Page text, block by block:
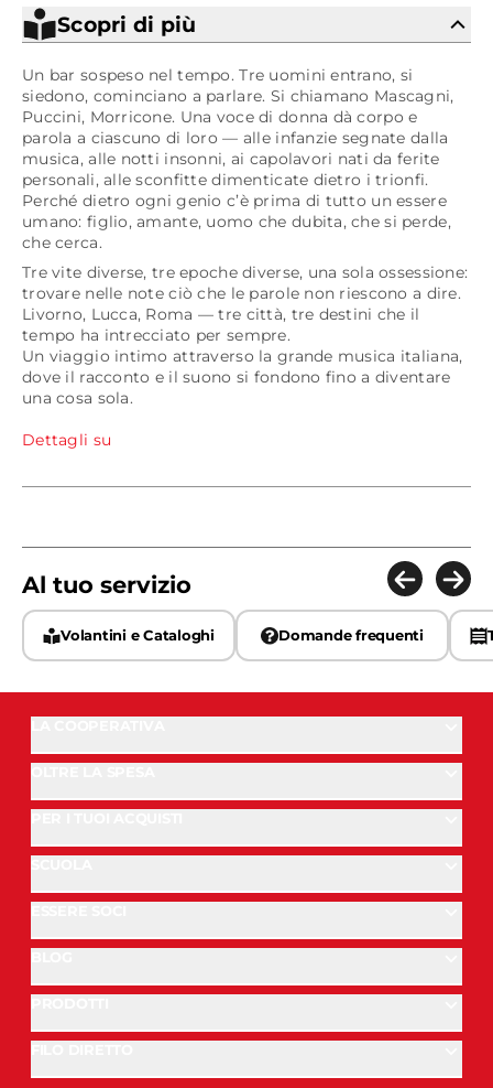
Scopri di più
Un bar sospeso nel tempo. Tre uomini entrano, si
siedono, cominciano a parlare. Si chiamano Mascagni,
Puccini, Morricone. Una voce di donna dà corpo e
parola a ciascuno di loro — alle infanzie segnate dalla
musica, alle notti insonni, ai capolavori nati da ferite
personali, alle sconfitte dimenticate dietro i trionfi.
Perché dietro ogni genio c’è prima di tutto un essere
umano: figlio, amante, uomo che dubita, che si perde,
che cerca.
Tre vite diverse, tre epoche diverse, una sola ossessione:
trovare nelle note ciò che le parole non riescono a dire.
Livorno, Lucca, Roma — tre città, tre destini che il
tempo ha intrecciato per sempre.
Un viaggio intimo attraverso la grande musica italiana,
dove il racconto e il suono si fondono fino a diventare
una cosa sola.
Dettagli su
Al tuo servizio
Volantini e Cataloghi Domande frequenti